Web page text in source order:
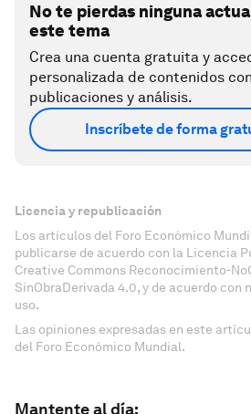
No te pierdas ninguna
este tema
Crea una cuenta gratuita y
personalizada de contenidos
publicaciones y análisis.
Inscríbete de forma
Licencia y republicación
Los artículos del Foro Económico
publicarse de acuerdo con la Licencia
Creative Commons Reconocimiento-
SinObraDerivada 4.0, y de acuerdo con
uso.
Las opiniones expresadas en este
del Foro Económico Mundial.
Mantente al día: